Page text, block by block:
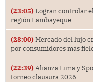
(23:05) Logran controlar
región Lambayeque
(23:00) Mercado del lujo
por consumidores más
(22:39) Alianza Lima y
torneo clausura 2026